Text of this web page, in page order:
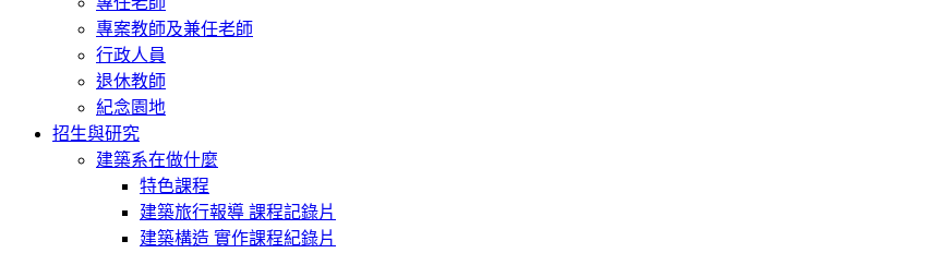
專案教師及兼任老師
行政人員
退休教師
紀念園地
招生與研究
建築系在做什麼
特色課程
建築旅行報導 課程記錄片
建築構造 實作課程紀錄片